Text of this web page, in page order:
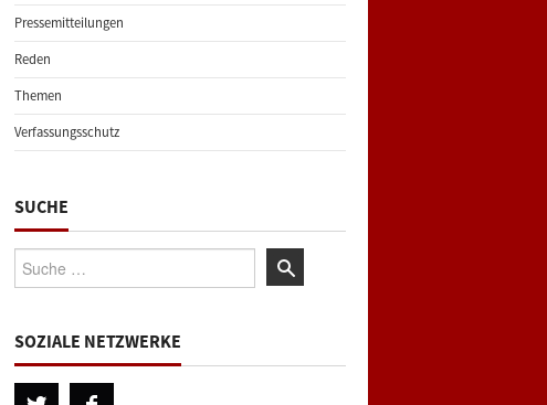
Pressemitteilungen
Reden
Themen
Verfassungsschutz
SUCHE
Suche:
SOZIALE NETZWERKE